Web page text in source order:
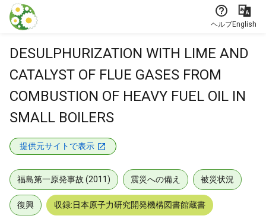
本文に飛ぶ
ヘルプEnglish
DESULPHURIZATION WITH LIME AND
CATALYST OF FLUE GASES FROM
COMBUSTION OF HEAVY FUEL OIL IN
SMALL BOILERS
提供元サイトで表示
福島第一原発事故 (2011) 震災への備え 被災状況
復興 収録:日本原子力研究開発機構図書館蔵書